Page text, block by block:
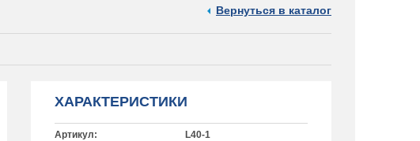
Вернуться в каталог
ХАРАКТЕРИСТИКИ
Артикул: L40-1